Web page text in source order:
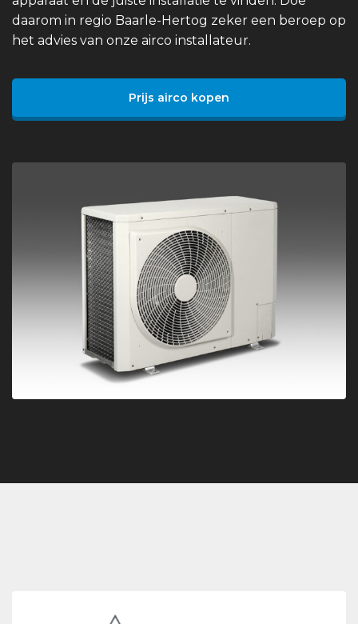
daarom in regio Baarle-Hertog zeker een beroep op
het advies van onze airco installateur.
Prijs airco kopen